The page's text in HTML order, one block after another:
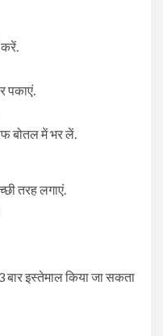
पकाएं.
बोतल में भर लें.
तरह लगाएं.
इस्तेमाल किया जा सकता